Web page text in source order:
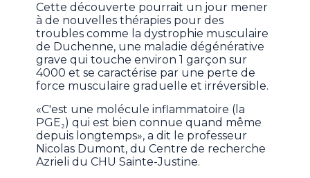
Cette découverte pourrait un jour mener
à de nouvelles thérapies pour des
troubles comme la dystrophie musculaire
de Duchenne, une maladie dégénérative
grave qui touche environ 1 garçon sur
4000 et se caractérise par une perte de
force musculaire graduelle et irréversible.
«C'est une molécule inflammatoire (la
PGE₂) qui est bien connue quand même
depuis longtemps», a dit le professeur
Nicolas Dumont, du Centre de recherche
Azrieli du CHU Sainte-Justine.